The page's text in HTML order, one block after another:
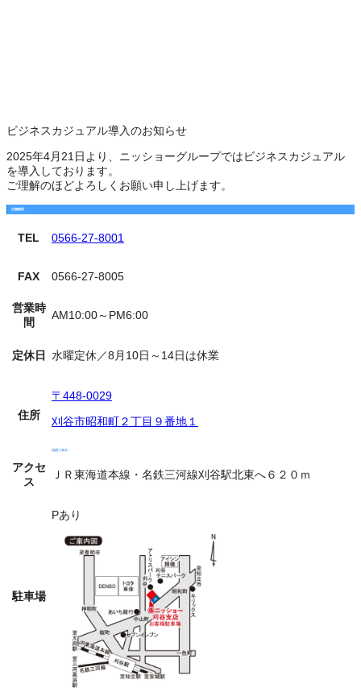
ビジネスカジュアル導入のお知らせ
2025年4月21日より、ニッショーグループではビジネスカジュアル
を導入しております。
ご理解のほどよろしくお願い申し上げます。
店舗概要
TEL 0566-27-8001
FAX 0566-27-8005
営業時
間
AM10:00～PM6:00
定休日 水曜定休／8月10日～14日は休業
住所
〒448-0029
刈谷市昭和町２丁目９番地１
地図で表示
アクセ
ス
ＪＲ東海道本線・名鉄三河線刈谷駅北東へ６２０ｍ
駐車場
Pあり